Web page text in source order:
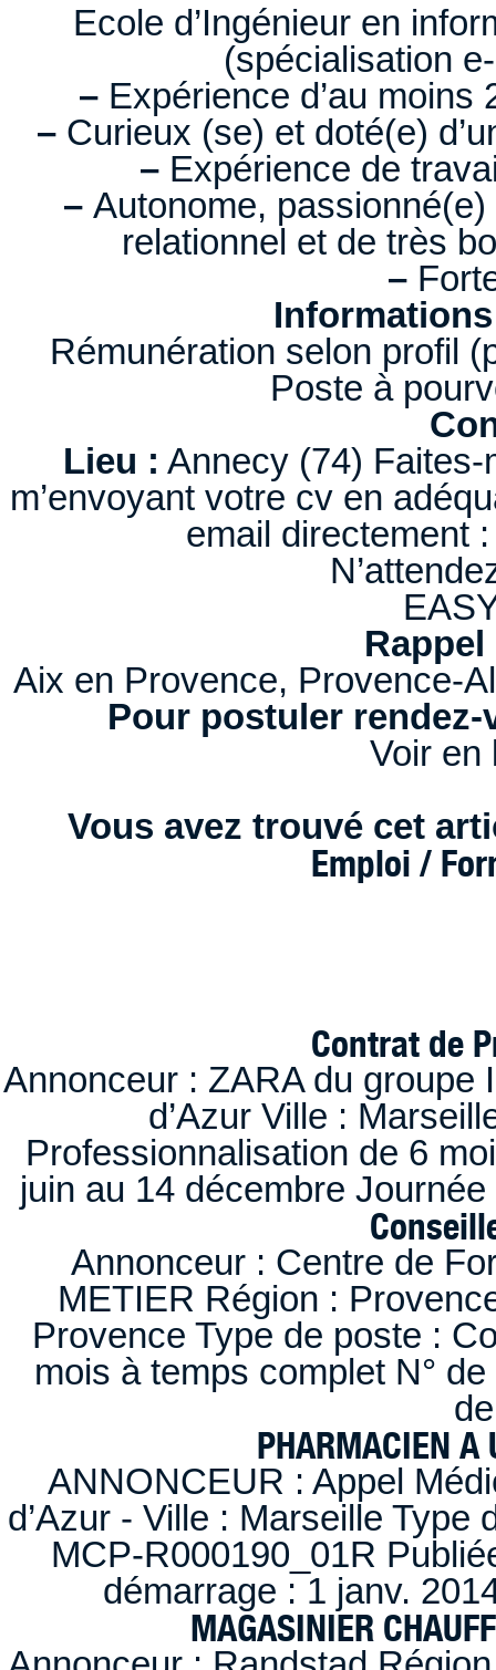
Ecole d’Ingénieur en
(spécialisation
– Expérience d’au
– Curieux (se) et doté(e)
– Expérience de
– Autonome,
relationnel et de très
–
Rémunération selon profil
Poste à
Lieu : Annecy (74)
m’envoyant votre cv en
email directement
Aix en Provence, Provence-
Pour postuler rendez-
Voir
Vous avez trouvé cet
Emploi /
Contrat de
Annonceur : ZARA du
d’Azur Ville :
Professionnalisation de 6
juin au 14 décembre
Annonceur : Centre de
METIER Région :
Provence Type de poste :
mois à temps complet N°
PHARMACIEN A
ANNONCEUR : Appel
d’Azur - Ville : Marseille
MCP-R000190_01R
démarrage : 1 janv.
MAGASINIER